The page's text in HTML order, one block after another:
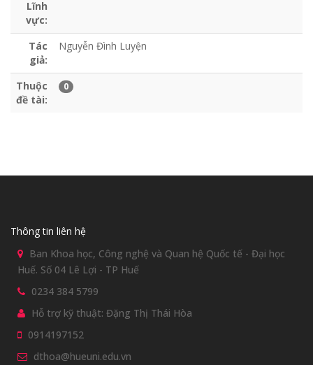
Lĩnh
vực:
Tác
giả:
Nguyễn Đình Luyện
Thuộc
đề tài:
0
Thông tin liên hệ
Ban Khoa học, Công nghệ và Quan hệ Quốc tế - Đại học
Huế. Số 04 Lê Lợi - TP Huế
0234 384 5799
Hỗ trợ kỹ thuật: Đặng Thị Thái Hòa
0914197152
dthoa@hueuni.edu.vn